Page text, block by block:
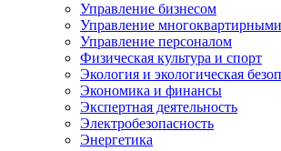
Управление бизнесом
Управление
Управление персоналом
Физическая культура и спорт
Экология и экологическая
Экономика и финансы
Экспертная деятельность
Электробезопасность
Энергетика